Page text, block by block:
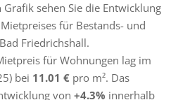
sehen Sie die Entwicklung
für Bestands- und
Friedrichshall.
für Wohnungen lag im
bei 11.01 € pro m². Das
von +4.3% innerhalb